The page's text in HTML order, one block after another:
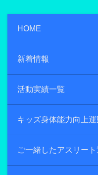
HOME
新着情報
活動実績一覧
キッズ身体能力向上
ご一緒したアスリート